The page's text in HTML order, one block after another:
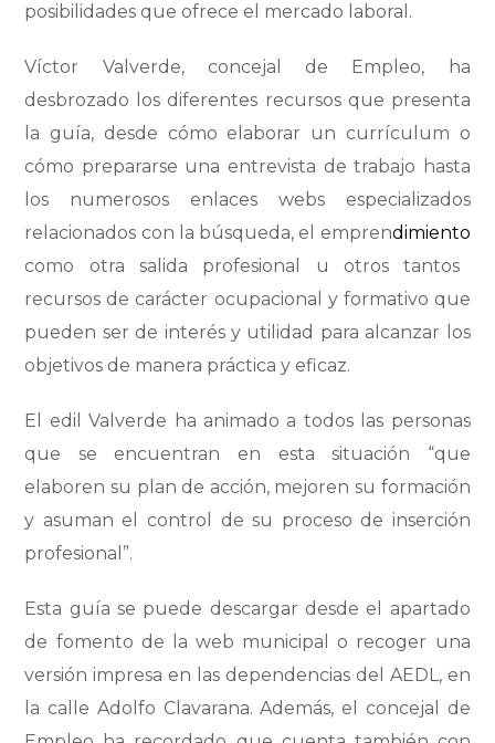
posibilidades que ofrece el mercado laboral.
Víctor Valverde, concejal de Empleo, ha
desbrozado los diferentes recursos que presenta
la guía, desde cómo elaborar un currículum o
cómo prepararse una entrevista de trabajo hasta
los numerosos enlaces webs especializados
relacionados con la búsqueda, el emprendimiento
como otra salida profesional u otros tantos
recursos de carácter ocupacional y formativo que
pueden ser de interés y utilidad para alcanzar los
objetivos de manera práctica y eficaz.
El edil Valverde ha animado a todos las personas
que se encuentran en esta situación “que
elaboren su plan de acción, mejoren su formación
y asuman el control de su proceso de inserción
profesional”.
Esta guía se puede descargar desde el apartado
de fomento de la web municipal o recoger una
versión impresa en las dependencias del AEDL, en
la calle Adolfo Clavarana. Además, el concejal de